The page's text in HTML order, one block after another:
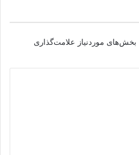
بخش‌های موردنیاز علامت‌گذاری